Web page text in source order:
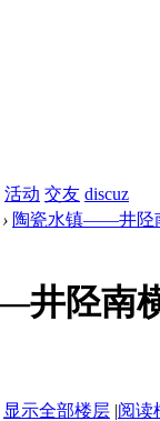
活动 交友 discuz
› 陶瓷水镇——井陉
井陉南
显示全部楼层 |阅读